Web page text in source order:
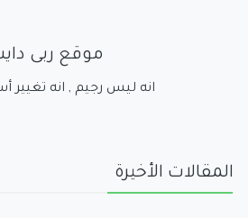
موقع ربى
انه ليس رجيم , انه تغيير
المقالات الأخيرة